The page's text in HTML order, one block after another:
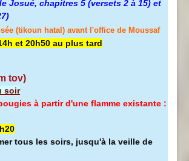
Josué, chapitres 5 (versets 2 à 15) et
(tikoun hatal) avant l'office de Moussaf
et 20h50 au plus tard
tov)
soir
à partir d'une flamme existante :
tous les soirs, jusqu'à la veille de